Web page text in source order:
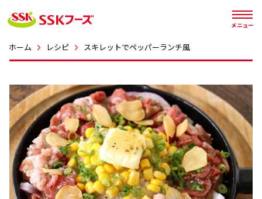
メニュー
ホーム レシピ スキレットでペッパーランチ風